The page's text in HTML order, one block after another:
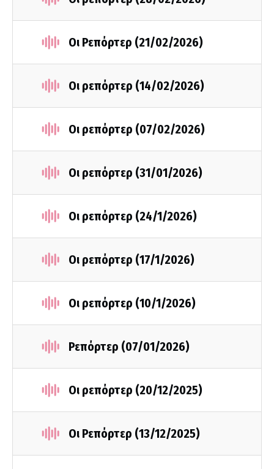
Οι Ρεπόρτερ (21/02/2026)
Οι ρεπόρτερ (14/02/2026)
Οι ρεπόρτερ (07/02/2026)
Οι ρεπόρτερ (31/01/2026)
Οι ρεπόρτερ (24/1/2026)
Οι ρεπόρτερ (17/1/2026)
Οι ρεπόρτερ (10/1/2026)
Ρεπόρτερ (07/01/2026)
Οι ρεπόρτερ (20/12/2025)
Οι Ρεπόρτερ (13/12/2025)